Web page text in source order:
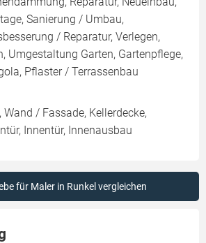
Sanierung / Umbau,
/ Reparatur, Verlegen,
Umgestaltung Garten, Gartenpflege,
Pflaster / Terrassenbau
/ Fassade, Kellerdecke,
Innentür, Innenausbau
für Maler in Runkel vergleichen